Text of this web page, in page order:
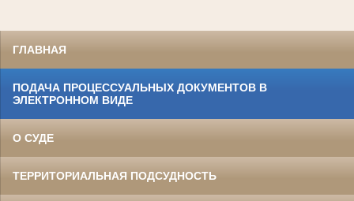
ГЛАВНАЯ
ПОДАЧА ПРОЦЕССУАЛЬНЫХ ДОКУМЕНТОВ В
ЭЛЕКТРОННОМ ВИДЕ
О СУДЕ
ТЕРРИТОРИАЛЬНАЯ ПОДСУДНОСТЬ